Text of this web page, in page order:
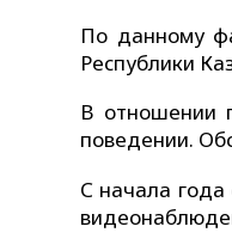
По данному
Республики
В отношении
поведении.
С начала